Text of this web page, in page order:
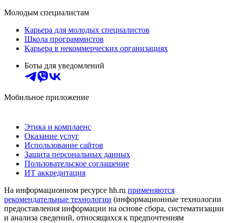
Молодым специалистам
Карьера для молодых специалистов
Школа программистов
Карьера в некоммерческих организациях
Боты для уведомлений
Мобильное приложение
Этика и комплаенс
Оказание услуг
Использование сайтов
Защита персональных данных
Пользовательское соглашение
ИТ аккредитация
На информационном ресурсе hh.ru применяются
рекомендательные технологии (информационные технологии
предоставления информации на основе сбора, систематизации
и анализа сведений, относящихся к предпочтениям